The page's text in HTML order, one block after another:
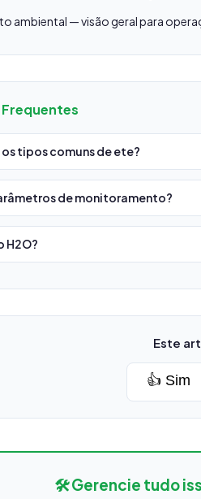
ambiental — visão geral para
Frequentes
os tipos comuns de ete?
de monitoramento?
H2O?
Este
👍 Sim
🛠️ Gerencie tudo